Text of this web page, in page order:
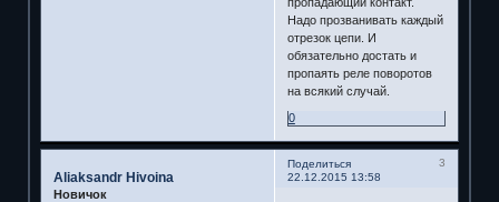
Надо прозванивать каждый
отрезок цепи. И
обязательно достать и
пропаять реле поворотов
на всякий случай.
0
Поделиться
3
22.12.2015 13:58
Aliaksandr Hivoina
Новичок